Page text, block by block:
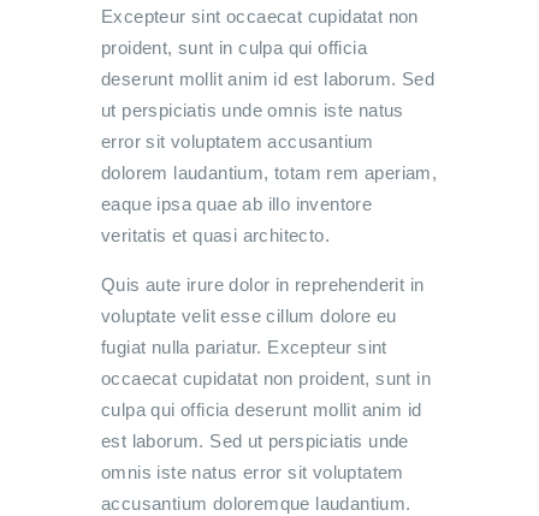
Excepteur sint occaecat cupidatat non
proident, sunt in culpa qui officia
deserunt mollit anim id est laborum. Sed
ut perspiciatis unde omnis iste natus
error sit voluptatem accusantium
dolorem laudantium, totam rem aperiam,
eaque ipsa quae ab illo inventore
veritatis et quasi architecto.
Quis aute irure dolor in reprehenderit in
voluptate velit esse cillum dolore eu
fugiat nulla pariatur. Excepteur sint
occaecat cupidatat non proident, sunt in
culpa qui officia deserunt mollit anim id
est laborum. Sed ut perspiciatis unde
omnis iste natus error sit voluptatem
accusantium doloremque laudantium.